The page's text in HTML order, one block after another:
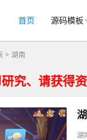
首页 源码模板
> 湖南
资源24小
湖